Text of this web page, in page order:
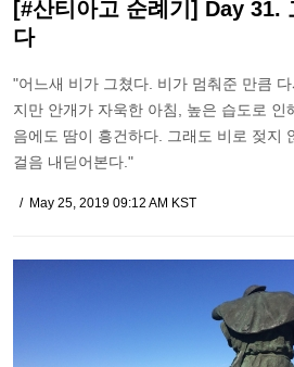
[#산티아고 순례기] Day 31.
다
"어느새 비가 그쳤다. 비가 멈춰준 만큼
지만 안개가 자욱한 아침, 높은 습도로 인
음에도 땀이 흥건하다. 그래도 비로 젖지
걸음 내딛어본다."
May 25, 2019 09:12 AM KST